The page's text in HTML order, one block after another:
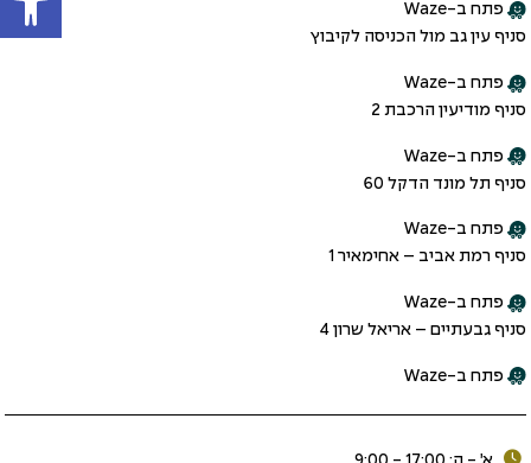
פתח ב-Waze
סניף עין גב מול הכניסה לקיבוץ
פתח ב-Waze
סניף מודיעין הרכבת 2
פתח ב-Waze
סניף תל מונד הדקל 60
פתח ב-Waze
סניף רמת אביב – אחימאיר 1
פתח ב-Waze
סניף גבעתיים – אריאל שרון 4
פתח ב-Waze